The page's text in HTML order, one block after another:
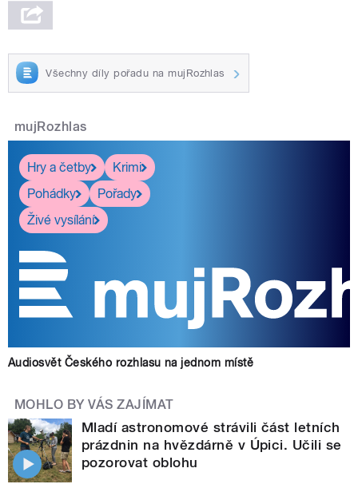
Všechny díly pořadu na mujRozhlas
mujRozhlas
Hry a četby
Krimi
Pohádky
Pořady
Živé vysílání
Audiosvět Českého rozhlasu na jednom místě
MOHLO BY VÁS ZAJÍMAT
Mladí astronomové strávili část letních
prázdnin na hvězdárně v Úpici. Učili se
pozorovat oblohu